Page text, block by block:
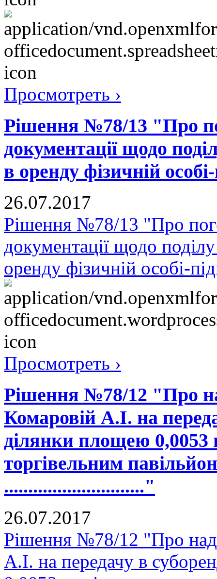
Просмотреть ›
Рішення №78/13 "Про
документації щодо
в оренду фізичній
26.07.2017
Рішення №78/13 "Про
документації щодо
оренду фізичній особі-
Просмотреть ›
Рішення №78/12 "Про
Комаровій А.І. на
ділянки площею 0,0053
торгівельним
............................."
26.07.2017
Рішення №78/12 "Про
А.І. на передачу в